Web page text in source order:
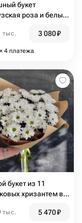
букет
роза и белый
тыс. 3 080₽
× 4 платежа
букет из 11
хризантем в
тыс. 5 470₽